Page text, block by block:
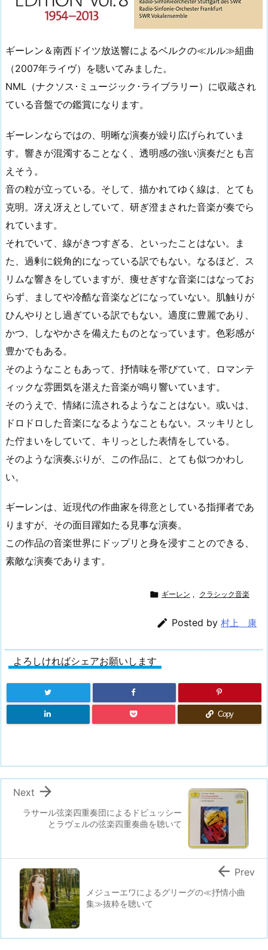
ギーレン＆南西ドイツ放送響によるベルクの≪ルル≫組曲
（2007年ライヴ）を聴いてみました。
NML（ナクソス･ミュージック･ライブラリー）に収蔵され
ている音盤での鑑賞になります。
ギーレンならではの、明晰な演奏が繰り広げられていま
す。響きが混濁することなく、透明感の強い演奏だとも言
えそう。
音の粒が立っている。そして、描かれてゆく線は、とても
克明。冴え冴えとしていて、研ぎ澄まされた音楽が奏でら
れています。
それでいて、線がきつすぎる、といったことはない。ま
た、過剰に鋭角的になっている訳でもない。なるほど、ス
リムな響きをしていますが、痩せぎすな音楽にはなってお
らず、ましてや冷酷な音楽などになっていない。肌触りが
ひんやりとし過ぎている訳でもない。適度に豊麗であり、
かつ、しなやかさを備えたものとなっています。色彩感が
豊かでもある。
そのようなこともあって、抒情味を帯びていて、ロマンテ
ィックな雰囲気を湛えた音楽が鳴り響いています。
そのうえで、情緒に流されるようなことはない。或いは、
ドロドロした音楽になるようなこともない。スッキリとし
た佇まいをしていて、キリっとした表情をしている。
そのような演奏ぶりが、この作品に、とても似つかわし
い。
ギーレンは、近現代の作曲家を得意としている指揮者であ
りますが、その面目躍如たる見事な演奏。
この作品の音楽世界にドップリと身を浸すことのできる、
素敵な演奏であります。
 ギーレン , クラシック音楽
 Posted by 村上 康
よろしければシェアお願いします
Copy
ラサール弦楽四重奏団によるドビュッシー
とラヴェルの弦楽四重奏曲を聴いて

Next
メジューエワによるグリーグの≪抒情小曲
集≫抜粋を聴いて
 Prev